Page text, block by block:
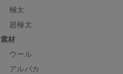
極太
超極太
素材
ウール
アルパカ